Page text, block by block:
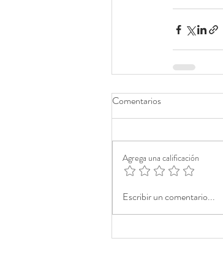
Comentarios
Agrega una calificación
Escribir un comentario...